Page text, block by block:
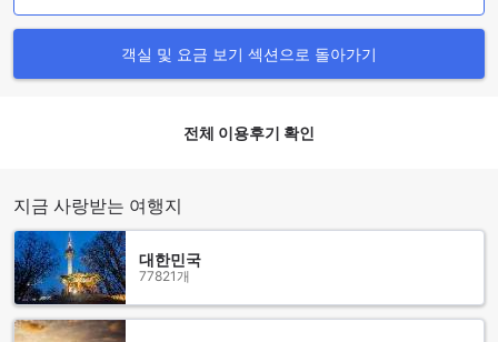
객실 및 요금 보기 섹션으로 돌아가기
전체 이용후기 확인
지금 사랑받는 여행지
대한민국
77821개